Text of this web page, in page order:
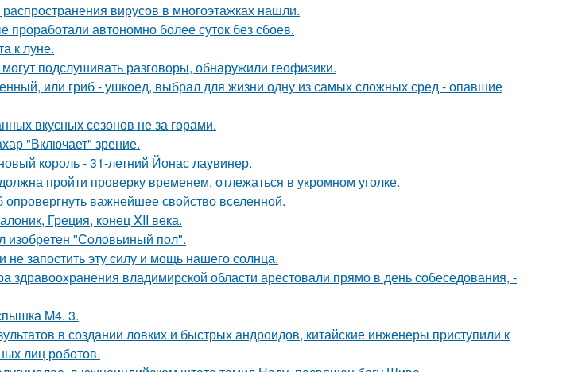
вирусов в многоэтажках нашли.
проработали автономно более суток без сбоев.
к луне.
подслушивать разговоры, обнаружили геофизики.
или гриб - ушкоед, выбрал для жизни одну из самых сложных сред - опавшие
вкусных сезонов не за горами.
"Включает" зрение.
король - 31-летний Йонас лаувинер.
пройти проверку временем, отлежаться в укромном уголке.
важнейшее свойство вселенной.
Греция, конец XII века.
изобрeтeн "Сoлoвьиный пол".
не запостить эту силу и мощь нашего солнца.
здравоохранения владимирской области арестовали прямо в день собеседования, -
M4. 3.
в создании ловких и быстрых андроидов, китайские инженеры приступили к
лиц роботов.